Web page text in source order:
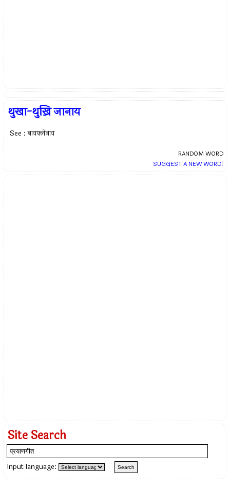
थुखा-थुख्रि जानाय
See : बायफ्लेनाय
RANDOM WORD
SUGGEST A NEW WORD!
Site Search
Input language: